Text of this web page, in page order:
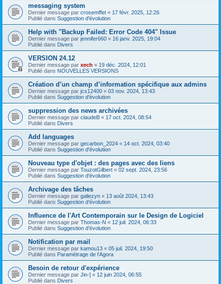
messaging system
Dernier message par crosemffet « 17 févr. 2025, 12:26
Publié dans Suggestion d'évolution
Help with "Backup Failed: Error Code 404" Issue
Dernier message par jennifer660 « 16 janv. 2025, 19:04
Publié dans Divers
VERSION 24.12
Dernier message par xech « 19 déc. 2024, 12:01
Publié dans NOUVELLES VERSIONS
Création d’un champ d’information spécifique aux admins
Dernier message par jcs12400 « 03 nov. 2024, 13:43
Publié dans Suggestion d'évolution
suppression des news archivées
Dernier message par claudeB « 17 oct. 2024, 08:54
Publié dans Divers
Add languages
Dernier message par gecarbon_2024 « 14 oct. 2024, 03:40
Publié dans Suggestion d'évolution
Nouveau type d'objet : des pages avec des liens
Dernier message par TouzotGilbert « 02 sept. 2024, 23:56
Publié dans Suggestion d'évolution
Archivage des tâches
Dernier message par galiezyn « 13 août 2024, 13:43
Publié dans Suggestion d'évolution
Influence de l'Art Contemporain sur le Design de Logiciel
Dernier message par Thomas-N « 12 juil. 2024, 06:33
Publié dans Suggestion d'évolution
Notification par mail
Dernier message par kamou13 « 05 juil. 2024, 19:50
Publié dans Paramétrage de l'Agora
Besoin de retour d'expérience
Dernier message par Jin-] « 12 juin 2024, 06:55
Publié dans Divers